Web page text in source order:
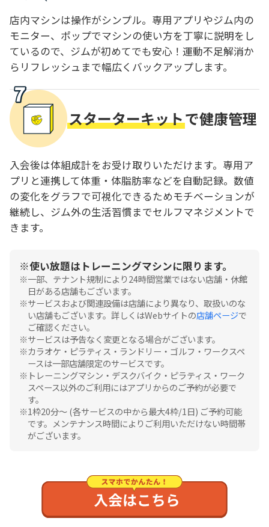
店内マシンは操作がシンプル。専用アプリやジム内の
モニター、ポップでマシンの使い方を丁寧に説明をし
ているので、ジムが初めてでも安心！運動不足解消か
らリフレッシュまで幅広くバックアップします。
スターターキットで健康管理
入会後は体組成計をお受け取りいただけます。専用ア
プリと連携して体重・体脂肪率などを自動記録。数値
の変化をグラフで可視化できるためモチベーションが
継続し、ジム外の生活習慣までセルフマネジメントで
きます。
使い放題はトレーニングマシンに限ります。
一部、テナント規制により24時間営業ではない店舗・休館
日がある店舗もございます。
サービスおよび関連設備は店舗により異なり、取扱いのな
い店舗もございます。詳しくはWebサイトの店舗ページで
ご確認ください。
サービスは予告なく変更となる場合がございます。
カラオケ・ピラティス・ランドリー・ゴルフ・ワークスペ
ースは一部店舗限定のサービスです。
トレーニングマシン・デスクバイク・ピラティス・ワーク
スペース以外のご利用にはアプリからのご予約が必要で
す。
1枠20分〜 (各サービスの中から最大4枠/1日) ご予約可能
です。メンテナンス時間によりご利用いただけない時間帯
がございます。